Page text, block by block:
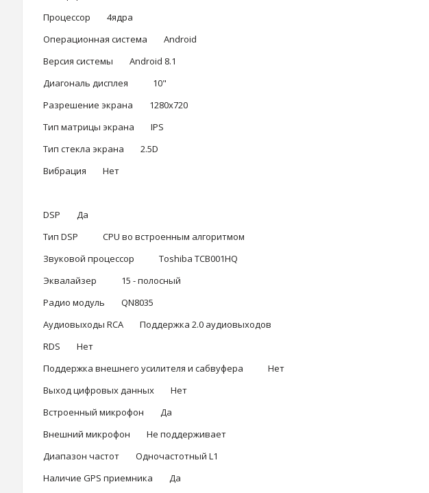
Процессор 4ядра
Операционная система Android
Версия системы Android 8.1
Диагональ дисплея 10"
Разрешение экрана 1280x720
Тип матрицы экрана IPS
Тип стекла экрана 2.5D
Вибрация Нет
DSP Да
Тип DSP CPU во встроенным алгоритмом
Звуковой процессор Toshiba TCB001HQ
Эквалайзер 15 - полосный
Радио модуль QN8035
Аудиовыходы RCA Поддержка 2.0 аудиовыходов
RDS Нет
Поддержка внешнего усилителя и сабвуфера Нет
Выход цифровых данных Нет
Встроенный микрофон Да
Внешний микрофон Не поддерживает
Диапазон частот Одночастотный L1
Наличие GPS приемника Да